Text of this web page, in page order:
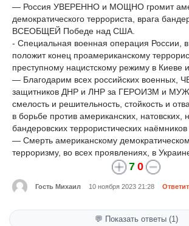
— Россия УВЕРЕННО и МОЩНО громит
демократического террориста, врага
ВСЕОБЩЕЙ Победе над США.
- Специальная военная операция России,
положит конец проамериканскому
преступному нацистскому режиму в Киеве
— Благодарим всех российских военных,
защитников ДНР и ЛНР за ГЕРОИЗМ и
смелость и решительность, стойкость и
в борьбе против американских, натовских,
бандеровских террористических
— Смерть американскому
терроризму, во всех проявлениях, в
7 0
Гость Михаил 10 ноября 2023 21:28
💬 Показать ответы (1)